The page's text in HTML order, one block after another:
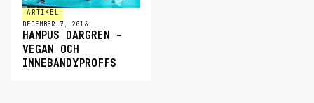
ARTIKEL
DECEMBER 7, 2016
HAMPUS DARGREN –
VEGAN OCH
INNEBANDYPROFFS